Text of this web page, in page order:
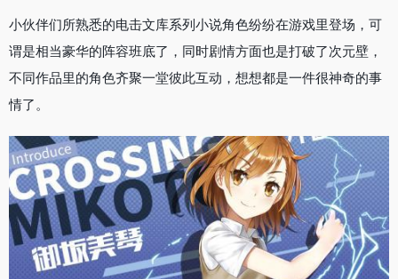
小伙伴们所熟悉的电击文库系列小说角色纷纷在游戏里登场，可
谓是相当豪华的阵容班底了，同时剧情方面也是打破了次元壁，
不同作品里的角色齐聚一堂彼此互动，想想都是一件很神奇的事
情了。